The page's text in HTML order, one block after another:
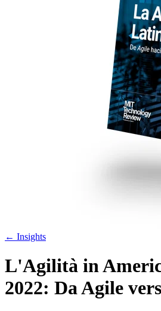
← Insights
L'Agilità in
2022: Da Agile